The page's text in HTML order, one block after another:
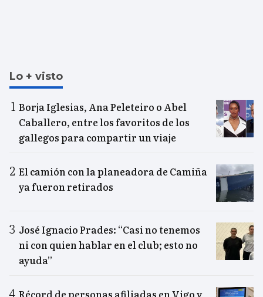
Lo + visto
Borja Iglesias, Ana Peleteiro o Abel
Caballero, entre los favoritos de los
gallegos para compartir un viaje
El camión con la planeadora de Camiña
ya fueron retirados
José Ignacio Prades: “Casi no tenemos
ni con quien hablar en el club; esto no
ayuda”